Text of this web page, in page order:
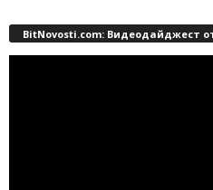
BitNovosti.com: Видеодайджест